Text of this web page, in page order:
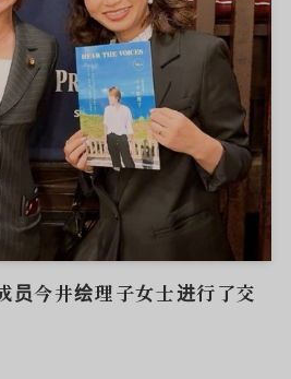
员今井绘理子女士进行了交